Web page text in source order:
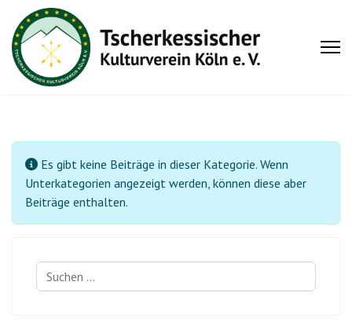
Information
Es gibt keine Beiträge in dieser Kategorie. Wenn
Unterkategorien angezeigt werden, können diese aber
Beiträge enthalten.
Suchen
...